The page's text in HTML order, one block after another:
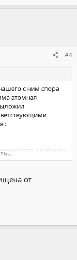
#4
с ним спора
атомная
:
особенно
от